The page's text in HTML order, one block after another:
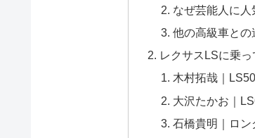
なぜ芸能人に
他の高級車との
レクサスLSに乗
木村拓哉｜
大沢たかお｜
石橋貴明｜ロ